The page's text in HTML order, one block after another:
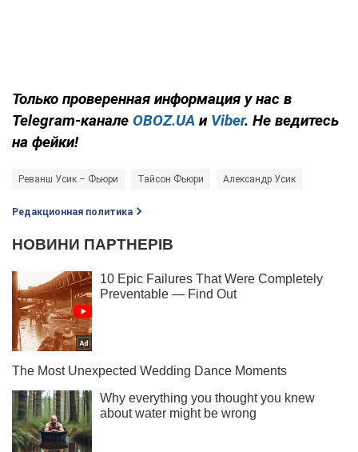
Только проверенная информация у нас в
Telegram-канале OBOZ.UA и Viber. Не ведитесь
на фейки!
Реванш Усик – Фьюри Тайсон Фьюри Александр Усик
Редакционная политика